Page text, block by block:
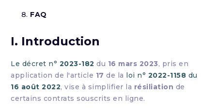
FAQ
I. Introduction
Le décret n° 2023-182 du 16 mars 2023, pris en
application de l'article 17 de la loi n° 2022-1158 du
16 août 2022, vise à simplifier la résiliation de
certains contrats souscrits en ligne.